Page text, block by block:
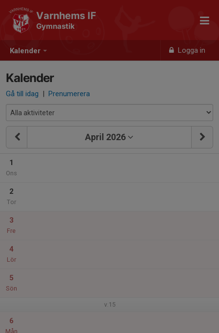
Kalender Logga in
Varnhems IF
Gymnastik
Kalender
Gå till idag | Prenumerera
April 2026
1
Ons
2
Tor
3
Fre
4
Lör
5
Sön
v.15
6
Mån